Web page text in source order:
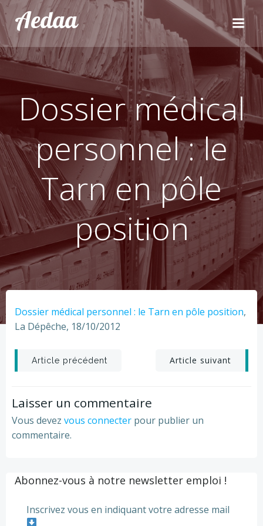
Aller
au
contenu
Aedaa
Dossier médical
personnel : le
Tarn en pôle
position
Dossier médical personnel : le Tarn en pôle position,
La Dépêche, 18/10/2012
Post
navigation
Article précédent
Post
navigation
Article suivant
Laisser un commentaire
Vous devez vous connecter pour publier un
commentaire.
Abonnez-vous à notre newsletter emploi !
Inscrivez vous en indiquant votre adresse mail